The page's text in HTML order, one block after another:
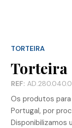
TORTEIRA
Torteira
REF:
Os produtos
Portugal, por
Disponibilizamos